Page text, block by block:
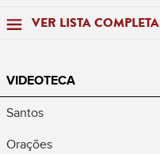
VER LISTA COMPLETA
VIDEOTECA
Santos
Orações